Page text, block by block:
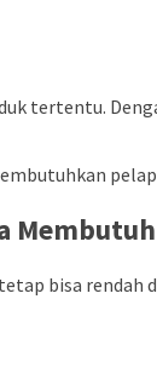
tertentu.
bisa